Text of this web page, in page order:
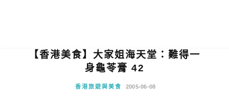
【香港美食】大家姐海天堂：難得一
身龜苓膏 42
香港旅遊與美食 2005-06-08